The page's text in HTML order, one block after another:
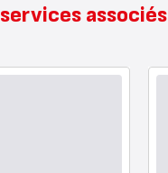
associés